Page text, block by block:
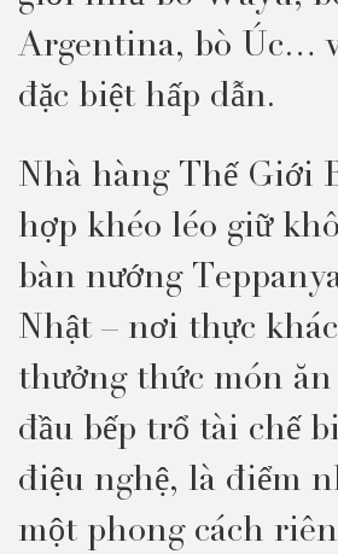
Argentina, bò Úc…
đặc biệt hấp dẫn.
Nhà hàng Thế Giới
hợp khéo léo giữ
bàn nướng
Nhật – nơi thực
thưởng thức món ăn
đầu bếp trổ tài chế
điệu nghệ, là điểm
một phong cách